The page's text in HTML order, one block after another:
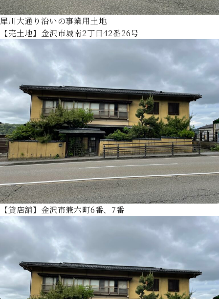
犀川大通り沿いの事業用土地
【売土地】金沢市城南2丁目42番26号
【貸店舗】金沢市兼六町6番、7番